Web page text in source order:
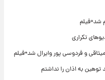
شد+فیلم
تکراری
و فردوسی پور وایرال شد+فیلم
به اذان را نداشتم